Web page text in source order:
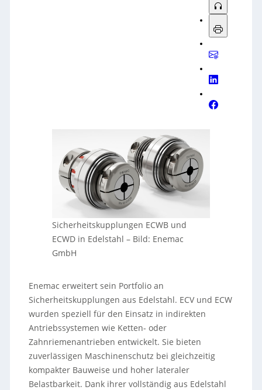
Sicherheitskupplungen ECWB und
ECWD in Edelstahl – Bild: Enemac
GmbH
Enemac erweitert sein Portfolio an
Sicherheitskupplungen aus Edelstahl. ECV und ECW
wurden speziell für den Einsatz in indirekten
Antriebssystemen wie Ketten- oder
Zahnriemenantrieben entwickelt. Sie bieten
zuverlässigen Maschinenschutz bei gleichzeitig
kompakter Bauweise und hoher lateraler
Belastbarkeit. Dank ihrer vollständig aus Edelstahl